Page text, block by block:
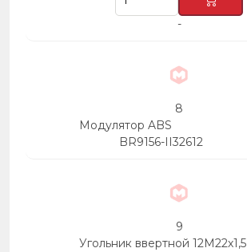
-
8
Модулятор ABS
BR9156-II32612
9
Угольник ввертной 12М22х1,5